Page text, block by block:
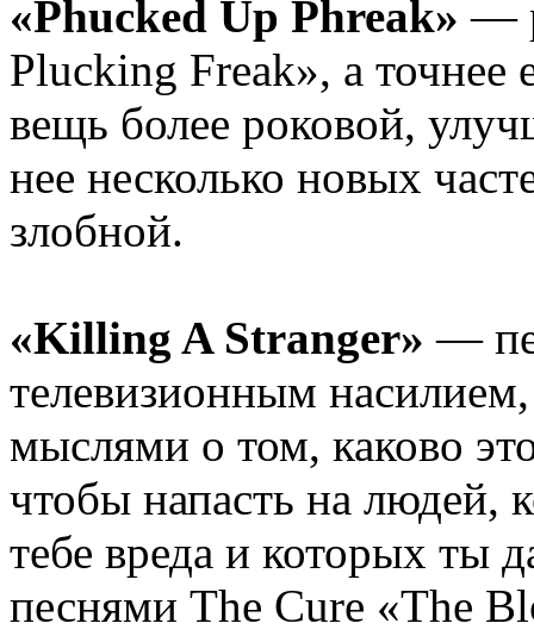
«Phucked Up Phreak» —
Plucking Freak», а точнее
вещь более роковой,
нее несколько новых
злобной.
«Killing A Stranger» —
телевизионным
мыслями о том, каково
чтобы напасть на людей,
тебе вреда и которых ты
песнями The Cure «The